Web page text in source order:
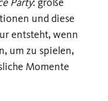
und diese
entsteht, wenn
um zu spielen,
Momente